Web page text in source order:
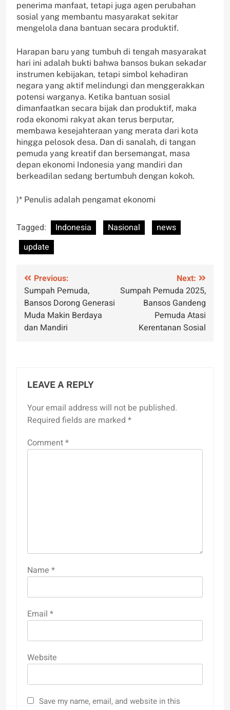
penerima manfaat, tetapi juga agen perubahan
sosial yang membantu masyarakat sekitar
mengelola dana bantuan secara produktif.
Harapan baru yang tumbuh di tengah masyarakat
hari ini adalah bukti bahwa bansos bukan sekadar
instrumen kebijakan, tetapi simbol kehadiran
negara yang aktif melindungi dan menggerakkan
potensi warganya. Ketika bantuan sosial
dimanfaatkan secara bijak dan produktif, maka
roda ekonomi rakyat akan terus berputar,
membawa kesejahteraan yang merata dari kota
hingga pelosok desa. Dan di sanalah, di tangan
pemuda yang kreatif dan bersemangat, masa
depan ekonomi Indonesia yang mandiri dan
berkeadilan sedang bertumbuh dengan kokoh.
)* Penulis adalah pengamat ekonomi
Tagged: Indonesia Nasional
news
update
Post
navigation
Previous:
Sumpah Pemuda,
Bansos Dorong Generasi
Muda Makin Berdaya
dan Mandiri
Next:
Sumpah Pemuda 2025,
Bansos Gandeng
Pemuda Atasi
Kerentanan Sosial
LEAVE A REPLY
Your email address will not be published.
Required fields are marked *
Comment*
Name *
Email *
Website
Save my name, email, and website in this